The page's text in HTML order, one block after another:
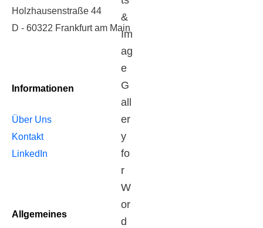
Holzhausenstraße 44
D - 60322 Frankfurt am Main
Informationen
Über Uns
Kontakt
LinkedIn
Allgemeines